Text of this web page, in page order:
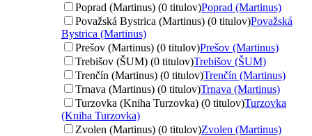
Poprad (Martinus) (0 titulov)Poprad (Martinus)
Považská Bystrica (Martinus) (0 titulov)Považská
Bystrica (Martinus)
Prešov (Martinus) (0 titulov)Prešov (Martinus)
Trebišov (ŠUM) (0 titulov)Trebišov (ŠUM)
Trenčín (Martinus) (0 titulov)Trenčín (Martinus)
Trnava (Martinus) (0 titulov)Trnava (Martinus)
Turzovka (Kniha Turzovka) (0 titulov)Turzovka
(Kniha Turzovka)
Zvolen (Martinus) (0 titulov)Zvolen (Martinus)